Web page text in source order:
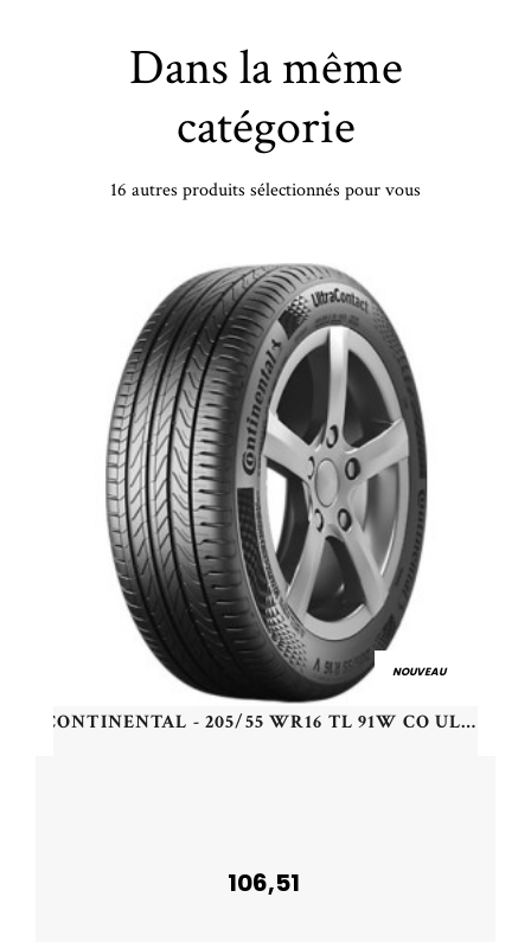
Dans la même
catégorie
16 autres produits sélectionnés pour vous
NOUVEAU
CONTINENTAL - 205/55 WR16 TL 91W CO ULTRACONTACT FR - 2055516 - BAB
106,51